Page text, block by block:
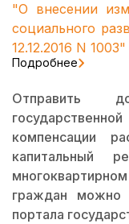
"О внесении
социального
12.12.2016 N 1003"
Подробнее
Отправить
компенсации
капитальный
граждан можно
портала